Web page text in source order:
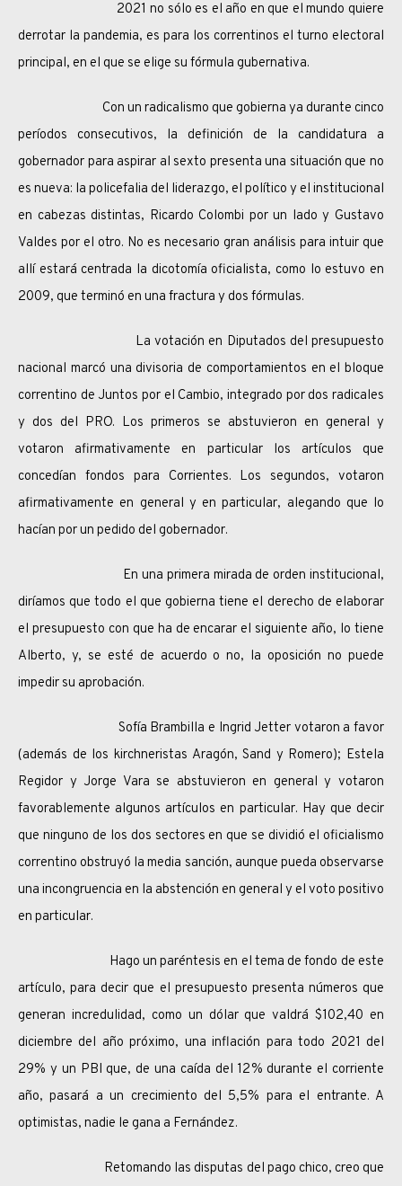
2021 no sólo es el año en que el mundo quiere
derrotar la pandemia, es para los correntinos el turno electoral
principal, en el que se elige su fórmula gubernativa.
Con un radicalismo que gobierna ya durante cinco
períodos consecutivos, la definición de la candidatura a
gobernador para aspirar al sexto presenta una situación que no
es nueva: la policefalia del liderazgo, el político y el institucional
en cabezas distintas, Ricardo Colombi por un lado y Gustavo
Valdes por el otro. No es necesario gran análisis para intuir que
allí estará centrada la dicotomía oficialista, como lo estuvo en
2009, que terminó en una fractura y dos fórmulas.
La votación en Diputados del presupuesto
nacional marcó una divisoria de comportamientos en el bloque
correntino de Juntos por el Cambio, integrado por dos radicales
y dos del PRO. Los primeros se abstuvieron en general y
votaron afirmativamente en particular los artículos que
concedían fondos para Corrientes. Los segundos, votaron
afirmativamente en general y en particular, alegando que lo
hacían por un pedido del gobernador.
En una primera mirada de orden institucional,
diríamos que todo el que gobierna tiene el derecho de elaborar
el presupuesto con que ha de encarar el siguiente año, lo tiene
Alberto, y, se esté de acuerdo o no, la oposición no puede
impedir su aprobación.
Sofía Brambilla e Ingrid Jetter votaron a favor
(además de los kirchneristas Aragón, Sand y Romero); Estela
Regidor y Jorge Vara se abstuvieron en general y votaron
favorablemente algunos artículos en particular. Hay que decir
que ninguno de los dos sectores en que se dividió el oficialismo
correntino obstruyó la media sanción, aunque pueda observarse
una incongruencia en la abstención en general y el voto positivo
en particular.
Hago un paréntesis en el tema de fondo de este
artículo, para decir que el presupuesto presenta números que
generan incredulidad, como un dólar que valdrá $102,40 en
diciembre del año próximo, una inflación para todo 2021 del
29% y un PBI que, de una caída del 12% durante el corriente
año, pasará a un crecimiento del 5,5% para el entrante. A
optimistas, nadie le gana a Fernández.
Retomando las disputas del pago chico, creo que